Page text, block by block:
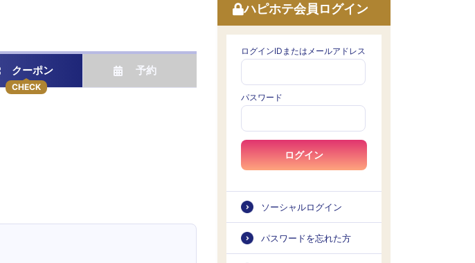
CHECK
クーポン 予約
ハピホテ会員ログイン
ログインIDまたはメールアドレス
パスワード
ログイン
ソーシャルログイン
パスワードを忘れた方